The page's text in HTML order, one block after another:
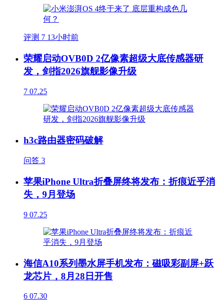
评测 7 13小时前
荣耀启动OVB0D 2亿像素超级大底传感器研
发，剑指2026旗舰影像升级
7 07.25
h3c路由器密码破解
问答 3
苹果iPhone Ultra折叠屏终将发布：折痕近乎消
失，9月登场
9 07.25
海信A10系列墨水屏手机发布：磁吸彩副屏+跃
龙芯片，8月28日开售
6 07.30